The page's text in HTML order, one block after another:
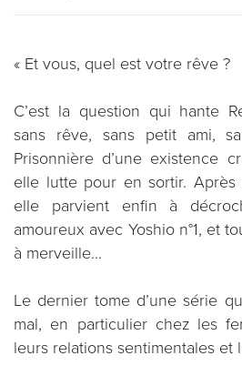
« Et vous, quel est votre rêve ?
C’est la question qui hante
sans rêve, sans petit ami,
Prisonnière d’une existence
elle lutte pour en sortir. Après
elle parvient enfin à
amoureux avec Yoshio n°1, et
à merveille…
Le dernier tome d’une série
mal, en particulier chez les
leurs relations sentimentales et